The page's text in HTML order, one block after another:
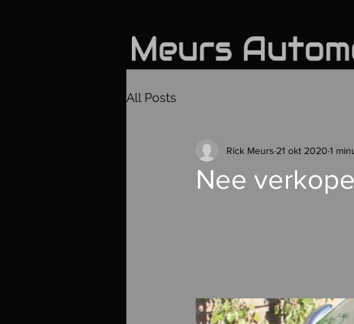
All Posts
Nee
Rick Meurs 21 okt 2020 1